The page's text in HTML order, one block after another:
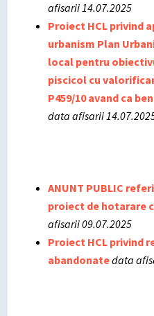
afisarii 14.07.2025
Proiect HCL privind
urbanism Plan
local pentru
piscicol cu
P459/10 avand ca
data afisarii
ANUNT PUBLIC
proiect de hotarare
afisarii 09.07.2025
Proiect HCL privind
abandonatedata